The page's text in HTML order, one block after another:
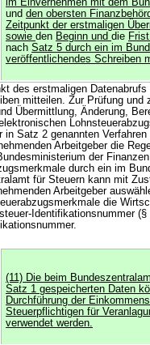
im Einvernehmen mit dem
und den obersten
Zeitpunkt der erstmaligen
sowie den Beginn und die
nach Satz 5 durch ein im
veröffentlichendes Schreiben
des erstmaligen Datenabrufs
mitteilen. Zur Prüfung und
Übermittlung, Änderung,
Satz 2 genannten Verfahren
Arbeitgeber die
der
durch ein im
für Steuern kann mit
Arbeitgeber
die
Identifikationsnummer (§
(11) Die beim
Satz 1 gespeicherten Daten
Durchführung der
Steuerpflichtigen für
verwendet werden.